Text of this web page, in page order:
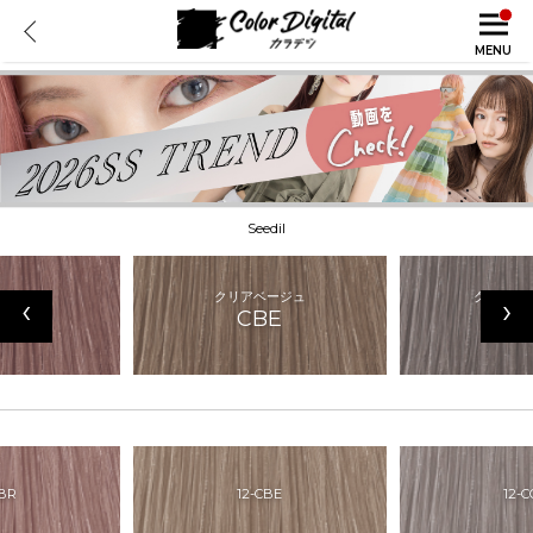
MENU
Seedil
›
‹ クリアベージュ
CBE
クリアグ
12-CBE 12-